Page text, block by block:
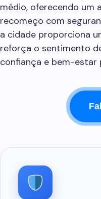
médio, oferecendo um
recomeço com
a cidade proporciona
reforça o sentimento
confiança e bem-estar